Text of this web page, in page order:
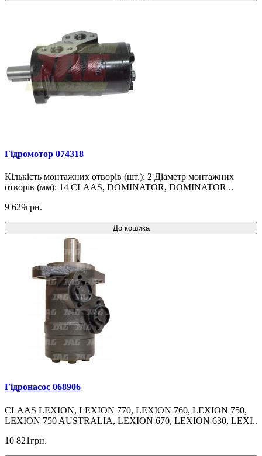
Гідромотор 074318
Кількість монтажних отворів (шт.): 2 Діаметр монтажних
отворів (мм): 14 CLAAS, DOMINATOR, DOMINATOR ..
9 629грн.
До кошика
Гідронасос 068906
CLAAS LEXION, LEXION 770, LEXION 760, LEXION 750,
LEXION 750 AUSTRALIA, LEXION 670, LEXION 630, LEXI..
10 821грн.